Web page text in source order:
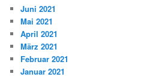
Juni 2021
Mai 2021
April 2021
März 2021
Februar 2021
Januar 2021